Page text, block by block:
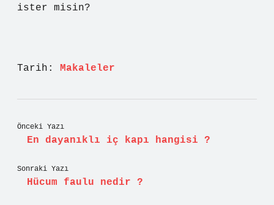
ister misin?
Tarih: Makaleler
Önceki Yazı
En dayanıklı iç kapı hangisi ?
Sonraki Yazı
Hücum faulu nedir ?